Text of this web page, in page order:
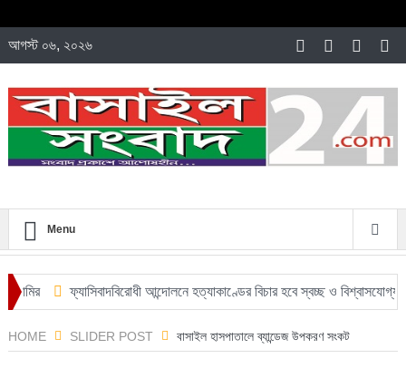
আগস্ট ০৬, ২০২৬
Menu
ফ্যাসিবাদবিরোধী আন্দোলনে হত্যাকাণ্ডের বিচার হবে স্বচ্ছ ও বিশ্বাসযোগ্য:
HOME SLIDER POST বাসাইল হাসপাতালে ব্যান্ডেজ উপকরণ সংকট